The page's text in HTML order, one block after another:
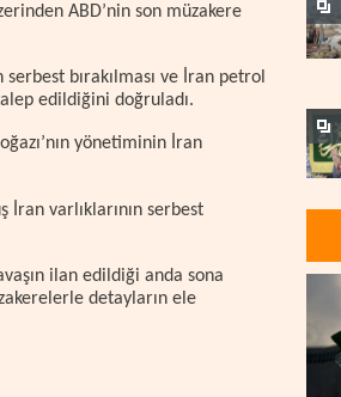
ABD’nin son müzakere
serbest bırakılması ve İran petrol
edildiğini doğruladı.
yönetiminin İran
İran varlıklarının serbest
ilan edildiği anda sona
detayların ele